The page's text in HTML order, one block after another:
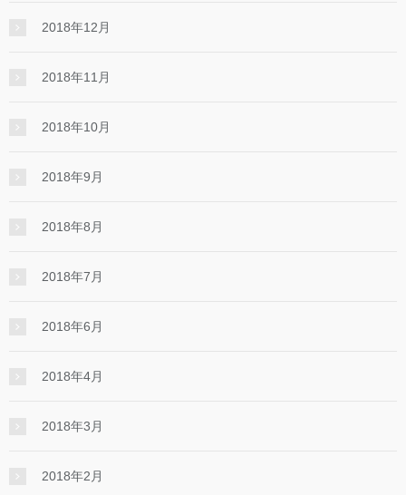
2018年12月
2018年11月
2018年10月
2018年9月
2018年8月
2018年7月
2018年6月
2018年4月
2018年3月
2018年2月